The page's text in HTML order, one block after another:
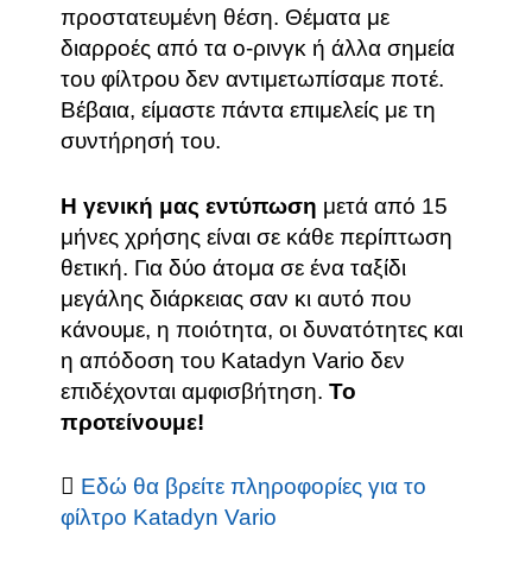
προστατευμένη θέση. Θέματα με
διαρροές από τα ο-ρινγκ ή άλλα σημεία
του φίλτρου δεν αντιμετωπίσαμε ποτέ.
Βέβαια, είμαστε πάντα επιμελείς με τη
συντήρησή του.
Η γενική μας εντύπωση μετά από 15
μήνες χρήσης είναι σε κάθε περίπτωση
θετική. Για δύο άτομα σε ένα ταξίδι
μεγάλης διάρκειας σαν κι αυτό που
κάνουμε, η ποιότητα, οι δυνατότητες και
η απόδοση του Katadyn Vario δεν
επιδέχονται αμφισβήτηση. Το
προτείνουμε!
Εδώ θα βρείτε πληροφορίες για το
φίλτρο Katadyn Vario